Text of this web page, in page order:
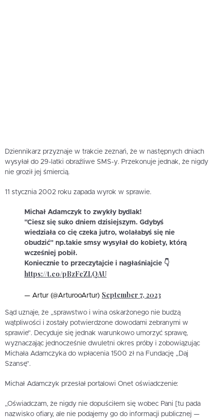
Dziennikarz przyznaje w trakcie zeznań, że w następnych dniach
wysyłał do 29-latki obraźliwe SMS-y. Przekonuje jednak, że nigdy
nie groził jej śmiercią.
11 stycznia 2002 roku zapada wyrok w sprawie.
Michał Adamczyk to zwykły bydlak!
"Ciesz się suko dniem dzisiejszym. Gdybyś
wiedziała co cię czeka jutro, wolałabyś się nie
obudzić" np.takie smsy wysyłał do kobiety, którą
wcześniej pobił.
Koniecznie to przeczytajcie i nagłaśniajcie 👇
https://t.co/pBzFcZLQAU
— Artur (@ArturooArtur) September 7, 2023
Sąd uznaje, że „sprawstwo i wina oskarżonego nie budzą
wątpliwości i zostały potwierdzone dowodami zebranymi w
sprawie”. Decyduje się jednak warunkowo umorzyć sprawę,
wyznaczając jednocześnie dwuletni okres próby i zobowiązując
Michała Adamczyka do wpłacenia 1500 zł na Fundację „Daj
Szansę”.
Michał Adamczyk przesłał portalowi Onet oświadczenie:
„Oświadczam, że nigdy nie dopuściłem się wobec Pani [tu pada
nazwisko ofiary, ale nie podajemy go do informacji publicznej —